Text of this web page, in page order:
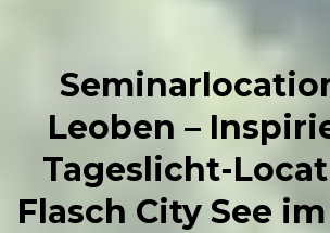
Leoben –
Tageslicht-
Flasch City See